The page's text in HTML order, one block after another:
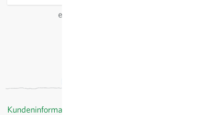
exkl.
Kundeninformationen